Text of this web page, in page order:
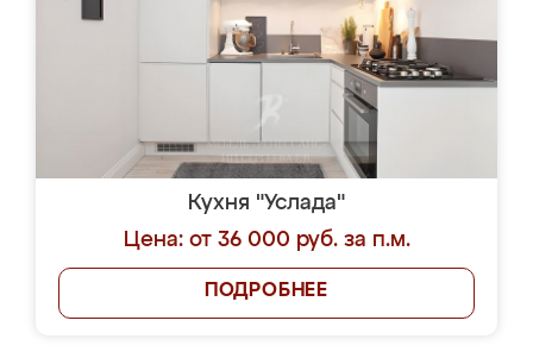
Кухня "Услада"
Цена: от 36 000 руб. за п.м.
ПОДРОБНЕЕ